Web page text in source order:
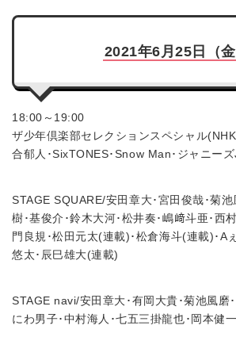
2021年6月25日（金
18:00～19:00
ザ少年倶楽部セレクションスペシャル
合郁人･SixTONES･Snow Man･ジャニーズ
STAGE SQUARE/安田章大･宮田俊哉･菊池
樹･基俊介･鈴木大河･松井奏･嶋﨑斗亜･西
門良規･松田元太(連載)･松倉海斗(連載)･A
悠太･辰巳雄大(連載)
STAGE navi/安田章大･有岡大貴･菊池風磨
にわ男子･中村海人･七五三掛龍也･岡本健一